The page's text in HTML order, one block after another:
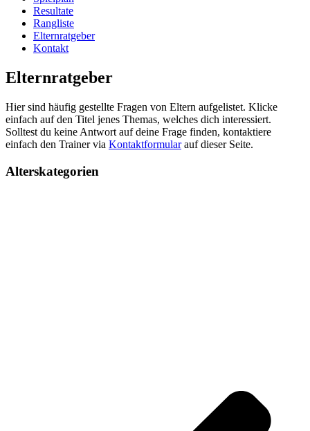
Resultate
Rangliste
Elternratgeber
Kontakt
Elternratgeber
Hier sind häufig gestellte Fragen von Eltern aufgelistet. Klicke
einfach auf den Titel jenes Themas, welches dich interessiert.
Solltest du keine Antwort auf deine Frage finden, kontaktiere
einfach den Trainer via Kontaktformularauf dieser Seite.
Alterskategorien